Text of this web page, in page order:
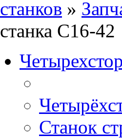
станков »
станка С16-42
Станок